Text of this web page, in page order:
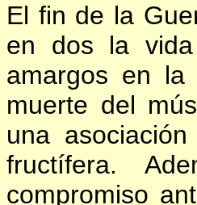
El fin de la
en dos la
amargos en
muerte del
una
fructífera.
compromiso